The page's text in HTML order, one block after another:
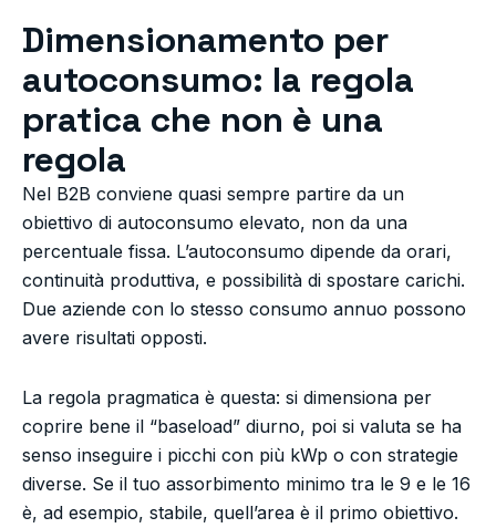
Dimensionamento per
autoconsumo: la regola
pratica che non è una
regola
Nel B2B conviene quasi sempre partire da un
obiettivo di autoconsumo elevato, non da una
percentuale fissa. L’autoconsumo dipende da orari,
continuità produttiva, e possibilità di spostare carichi.
Due aziende con lo stesso consumo annuo possono
avere risultati opposti.
La regola pragmatica è questa: si dimensiona per
coprire bene il “baseload” diurno, poi si valuta se ha
senso inseguire i picchi con più kWp o con strategie
diverse. Se il tuo assorbimento minimo tra le 9 e le 16
è, ad esempio, stabile, quell’area è il primo obiettivo.